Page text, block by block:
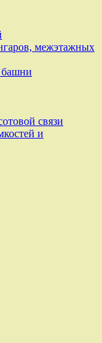
межэтажных
башни
связи
и